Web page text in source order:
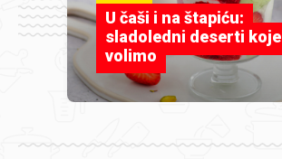
U čaši i na štapiću:
sladoledni deserti koje
volimo